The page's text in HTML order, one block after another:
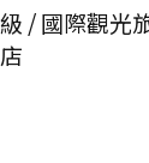
/ 國際觀光